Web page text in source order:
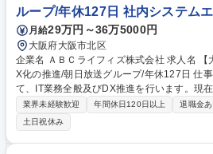
ループ/年休127日 社内システム
月給29万円～36万5000円
大阪府大阪市北区
企業名 ＡＢＣライフィズ株式会社 求人名 【大阪/社内SE】IT業務全般・D
X化の推進/朝日放送グループ/年休127日 仕事の内容 ■当社の社内SEとし
て、IT業務全般及びDX推進を行います。現
極的に推進しているための増員採用になります。 ＜具体的な業務
◎DX推進（主に管理部門の業務や社内業務
テム導入の企画立案/構築/プロジェクト管理
ー/ネットワーク/PC等)、セキュリティの導
業界未経験歓迎 年間休日120日以上 退職金あ
土日祝休み